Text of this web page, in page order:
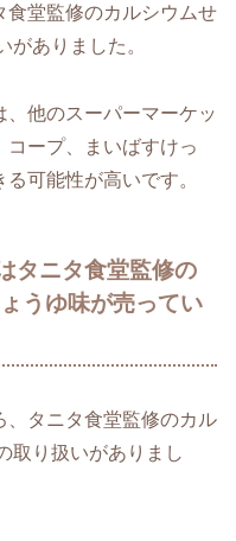
食堂監修のカルシウムせ
がありました。
他のスーパーマーケッ
コープ、まいばすけっ
可能性が高いです。
タニタ食堂監修の
うゆ味が売ってい
、タニタ食堂監修のカル
取り扱いがありまし